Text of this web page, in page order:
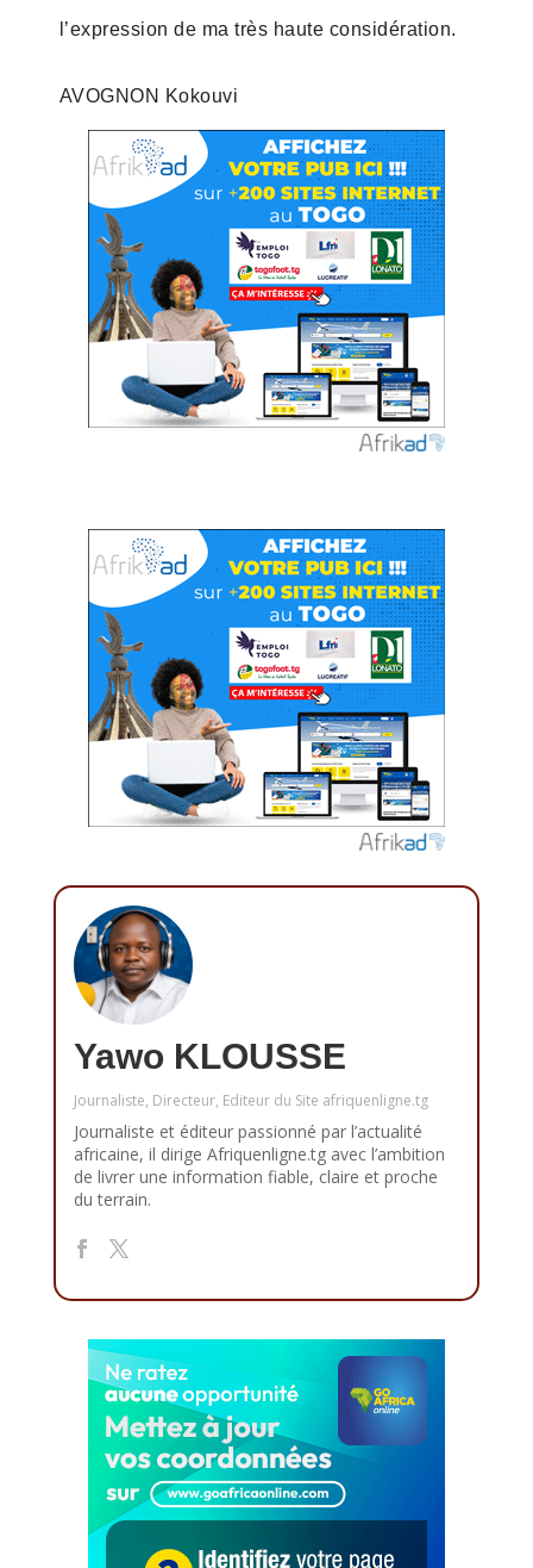
l’expression de ma très haute considération.
AVOGNON Kokouvi
Yawo KLOUSSE
Journaliste, Directeur, Editeur du Site afriquenligne.tg
Journaliste et éditeur passionné par l’actualité
africaine, il dirige Afriquenligne.tg avec l’ambition
de livrer une information fiable, claire et proche
du terrain.